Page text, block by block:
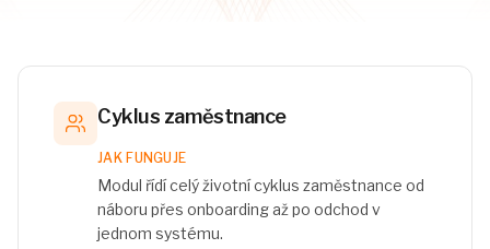
Cyklus zaměstnance
JAK FUNGUJE
Modul řídí celý životní cyklus zaměstnance od
náboru přes onboarding až po odchod v
jednom systému.